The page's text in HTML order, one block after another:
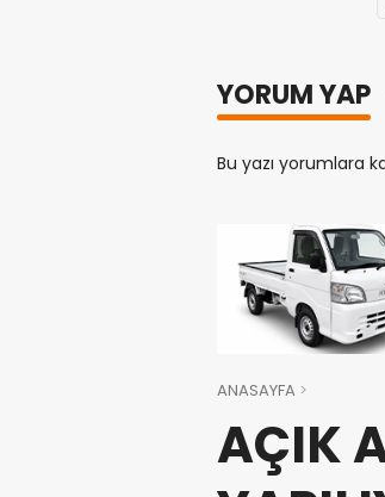
YORUM YAP
Bu yazı yorumlara
ANASAYFA
AÇIK